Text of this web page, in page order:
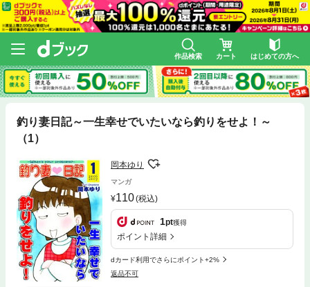
作品検索 カート はじめての方へ
釣り妻日記～一生幸せでいたいなら釣りをせよ！～
（1）
岡本ゆり
マンガ
110(税込)
1pt獲得
ポイント詳細
dカード利用でさらにポイント+2%
返品不可